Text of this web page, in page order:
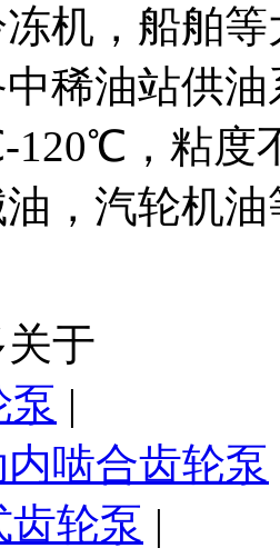
机，船舶
稀油站供
，粘度
，汽轮机
于
泵 |
啮合齿轮泵
轮泵 |